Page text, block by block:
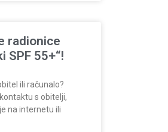
radionice
SPF 55+“!
ili računalo?
s obitelji,
na internetu ili